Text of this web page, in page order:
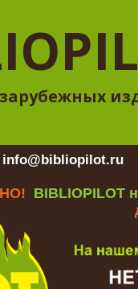
info@bibliopilot.ru
BIBLIOPILOT